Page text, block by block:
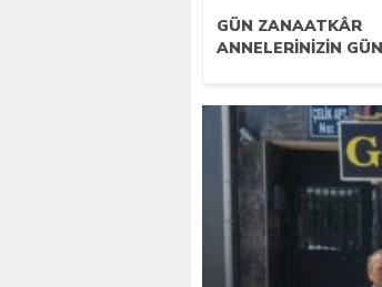
GÜN ZANAATKÂR
ANNELERİNİZİN